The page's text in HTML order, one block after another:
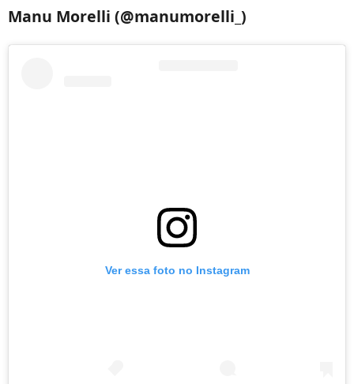
Manu Morelli (@manumorelli_)
Ver essa foto no Instagram